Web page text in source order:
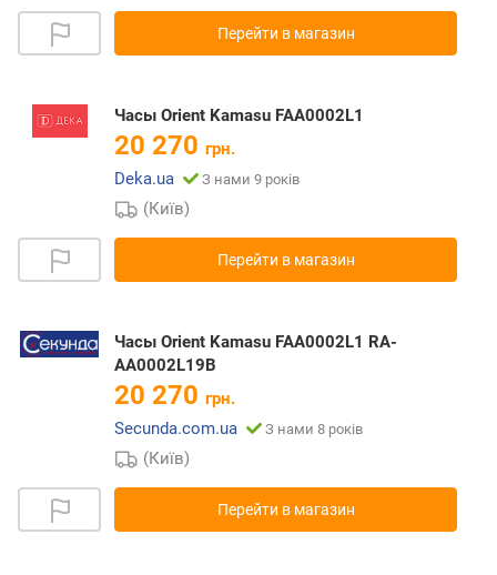
Перейти в магазин
Часы Orient Kamasu FAA0002L1
20 270 грн.
Deka.ua
З нами 9 років
(Київ)
Перейти в магазин
Часы Orient Kamasu FAA0002L1 RA-
AA0002L19B
20 270 грн.
Secunda.com.ua
З нами 8 років
(Київ)
Перейти в магазин